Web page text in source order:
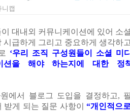
니캡
대내외 커뮤니케이션에 있어 소
시급하게 그리고 중요하게 생각하
‘우리 조직 구성원들이 소셜 미
션을 해야 하는지에 대한 정
에서 블로그 도입을 결정하고,
받게 되는 질문 사항이“개인적으